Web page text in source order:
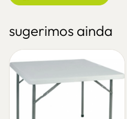
sugerimos ainda